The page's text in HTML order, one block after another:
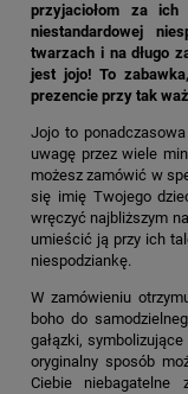
przyjaciołom za
niestandardowej
twarzach i na długo
jest jojo! To
prezencie przy tak
Jojo to
uwagę przez wiele
możesz zamówić w
się imię Twojego
wręczyć najbliższym
umieścić ją przy ich
niespodziankę.
W zamówieniu
boho do
gałązki,
oryginalny sposób
Ciebie niebagatelne